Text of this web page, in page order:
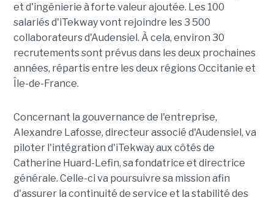
et d'ingénierie à forte valeur ajoutée. Les 100
salariés d'iTekway vont rejoindre les 3 500
collaborateurs d'Audensiel. À cela, environ 30
recrutements sont prévus dans les deux prochaines
années, répartis entre les deux régions Occitanie et
Île-de-France.
Concernant la gouvernance de l'entreprise,
Alexandre Lafosse, directeur associé d'Audensiel, va
piloter l'intégration d'iTekway aux côtés de
Catherine Huard-Lefin, sa fondatrice et directrice
générale. Celle-ci va poursuivre sa mission afin
d'assurer la continuité de service et la stabilité des